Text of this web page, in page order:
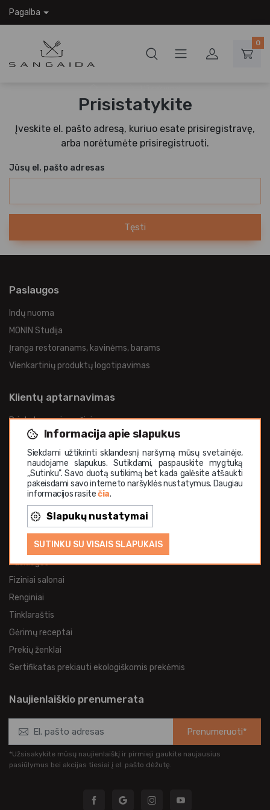
Informacija apie slapukus
Siekdami užtikrinti sklandesnį naršymą mūsų svetainėje,
naudojame slapukus. Sutikdami, paspauskite mygtuką
,,Sutinku". Savo duotą sutikimą bet kada galėsite atšaukti
pakeisdami savo interneto naršyklės nustatymus. Daugiau
informacijos rasitečia.
Slapukų nustatymai
SUTINKU SU VISAIS SLAPUKAIS
Pagalba
0
Prisistatykite
Įveskite el. pašto adresą, kuriuo esate prisiregistravę,
arba norėtumėte prisiregistruoti.
Jūsų el. pašto adresas
Tęsti
Paslaugos
Indų nuoma
MONIN Studija
Įranga restoranams, kavinėms, barams
Vienkartinių produktų logotipavimas
Klientų aptarnavimas
Pristatymas ir grąžinimas
Privatumo politika
Slapukų politika
Bendrosios nuostatos
Žaidimų taisyklės
Privatumo pranešimas žaidimų dalyviams
Apie mus
Paslaugos
Fiziniai salonai
Renginiai
Tinklaraštis
Gėrimų receptai
Prekių ženklai
Sertifikatas prekiauti ekologiškomis prekėmis
Naujienlaiškio prenumerata
Prenumeruoti*
*Užsisakykite mūsų naujienlaiškį ir pirmieji gaukite naujausius
pasiūlymus bei akcijas tiesiai į el. pašto dėžutę.